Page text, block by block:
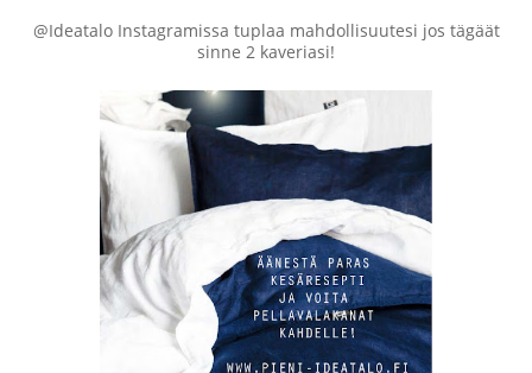
@Ideatalo Instagramissa tuplaa mahdollisuutesi jos tägäät
sinne 2 kaveriasi!